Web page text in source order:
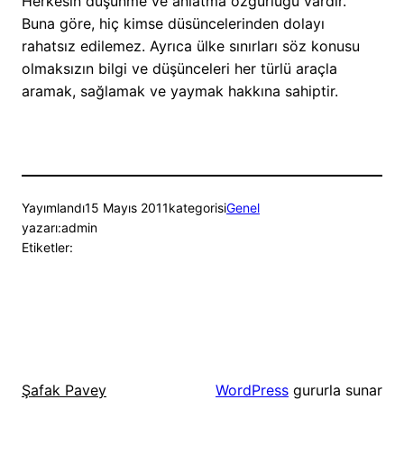
Buna göre, hiç kimse düsüncelerinden dolayı
rahatsız edilemez. Ayrıca ülke sınırları söz konusu
olmaksızın bilgi ve düşünceleri her türlü araçla
aramak, sağlamak ve yaymak hakkına sahiptir.
Yayımlandı15 Mayıs 2011kategorisiGenel
yazarı:admin
Etiketler:
Şafak Pavey WordPress gururla sunar